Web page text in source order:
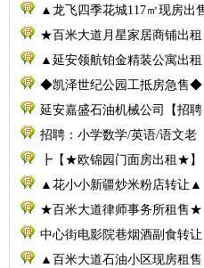
▲龙飞四季花城117㎡现房出
★百米大道月星家居商铺出租
▲延安领航铂金精装公寓出租
◆凯泽世纪公园工抵房急售◆
延安嘉盛石油机械公司【招聘
招聘：小学数学/英语/语文老
┣【★欧锦园门面房出租★】
▲花小小新疆炒米粉店转让▲
★百米大道律师事务所租售★
中心街电影院巷烟酒副食转让
▲百米大道石油小区现房租售